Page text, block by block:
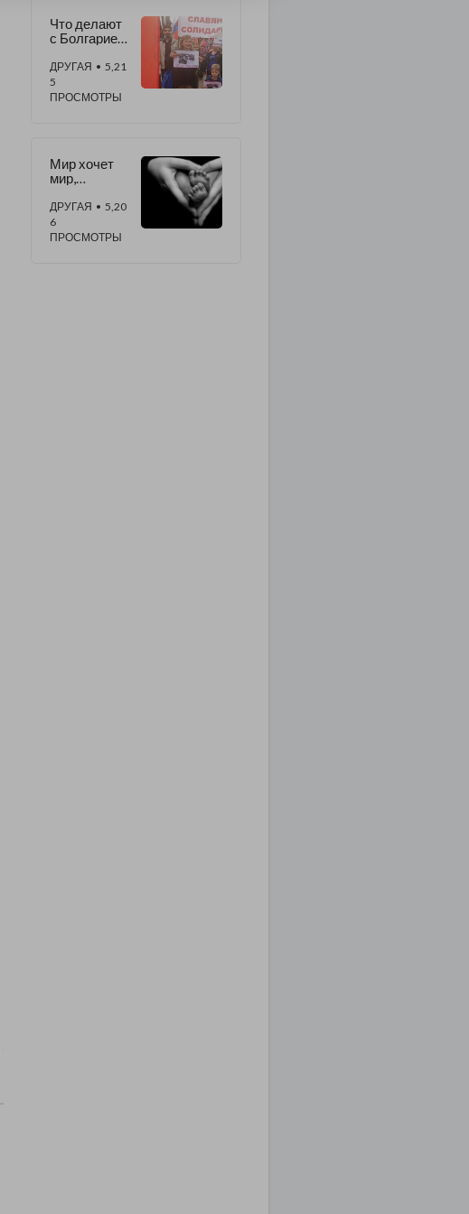
Что делают
с Болгарией
ие
кукловоды?
??
ДРУГАЯ • 5,21
5
ПРОСМОТРЫ
Мир хочет
мир,
правду!
Остановим
войну!
ДРУГАЯ • 5,20
6
ПРОСМОТРЫ